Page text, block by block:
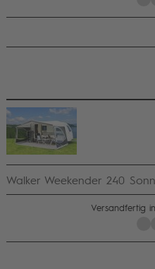
Walker Weekender 240
Versandfertig